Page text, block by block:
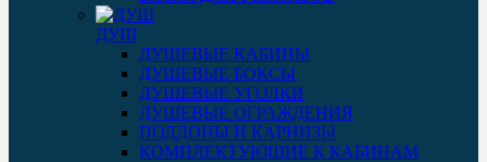
ДУШ
ДУШЕВЫЕ КАБИНЫ
ДУШЕВЫЕ БОКСЫ
ДУШЕВЫЕ УГОЛКИ
ДУШЕВЫЕ ОГРАЖДЕНИЯ
ПОДДОНЫ И КАРНИЗЫ
КОМПЛЕКТУЮЩИЕ К КАБИНАМ